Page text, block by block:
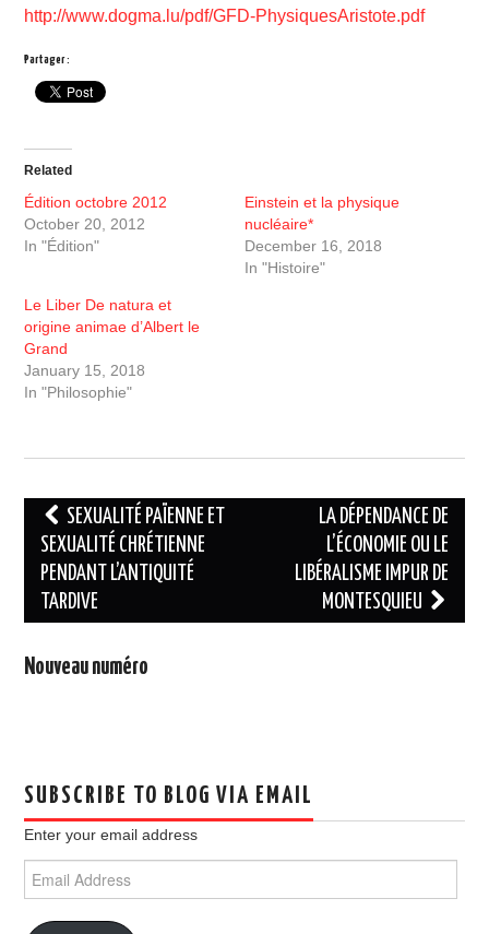
http://www.dogma.lu/pdf/GFD-PhysiquesAristote.pdf
Partager :
Related
Édition octobre 2012
October 20, 2012
In "Édition"
Einstein et la physique
nucléaire*
December 16, 2018
In "Histoire"
Le Liber De natura et
origine animae d’Albert le
Grand
January 15, 2018
In "Philosophie"
Post
navigation
SEXUALITÉ PAÏENNE ET
SEXUALITÉ CHRÉTIENNE
PENDANT L’ANTIQUITÉ
TARDIVE
LA DÉPENDANCE DE
L’ÉCONOMIE OU LE
LIBÉRALISME IMPUR DE
MONTESQUIEU
Nouveau numéro
SUBSCRIBE TO BLOG VIA EMAIL
Enter your email address
Address